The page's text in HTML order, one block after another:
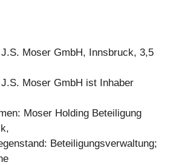
Moser GmbH, Innsbruck, 3,5
Moser GmbH ist Inhaber
Moser Holding Beteiligung
Beteiligungsverwaltung;